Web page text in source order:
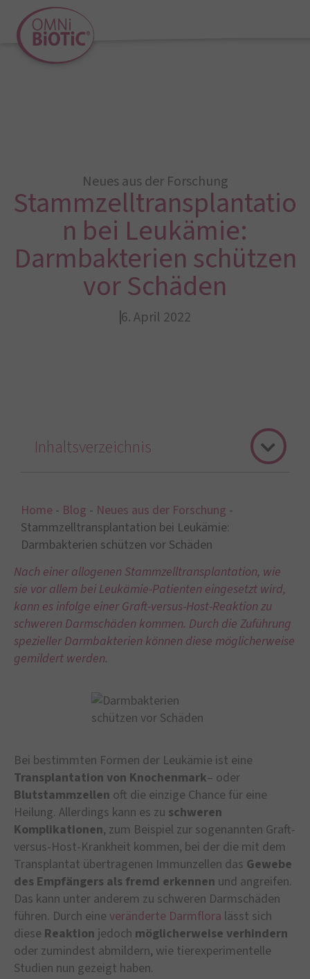
Neues aus der Forschung
Stammzelltransplantatio
n bei Leukämie:
Darmbakterien schützen
vor Schäden
6. April 2022
Home - Blog - Neues aus der Forschung -
Stammzelltransplantation bei Leukämie:
Darmbakterien schützen vor Schäden
Nach einer allogenen Stammzelltransplantation, wie
sie vor allem bei Leukämie-Patienten eingesetzt wird,
kann es infolge einer Graft-versus-Host-Reaktion zu
schweren Darmschäden kommen. Durch die Zuführung
spezieller Darmbakterien können diese möglicherweise
gemildert werden.
Bei bestimmten Formen der Leukämie ist eine
Transplantation von Knochenmark– oder
Blutstammzellen oft die einzige Chance für eine
Heilung. Allerdings kann es zu schweren
Komplikationen, zum Beispiel zur sogenannten Graft-
versus-Host-Krankheit kommen, bei der die mit dem
Transplantat übertragenen Immunzellen das Gewebe
des Empfängers als fremd erkennen und angreifen.
Das kann unter anderem zu schweren Darmschäden
führen. Durch eine veränderte Darmflora lässt sich
diese Reaktion jedoch möglicherweise verhindern
oder zumindest abmildern, wie tierexperimentelle
Studien nun gezeigt haben.
Inhaltsverzeichnis